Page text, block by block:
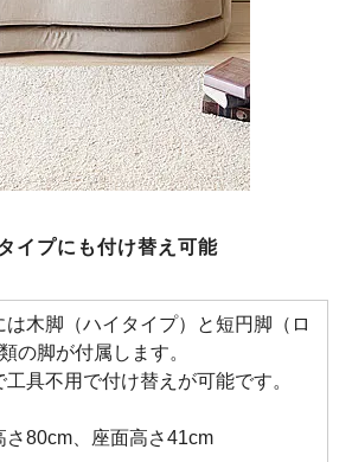
イプにも付け替え可能
は木脚（ハイタイプ）と短円脚（ロ
の脚が付属します。
具不用で付け替えが可能です。
さ80cm、座面高さ41cm